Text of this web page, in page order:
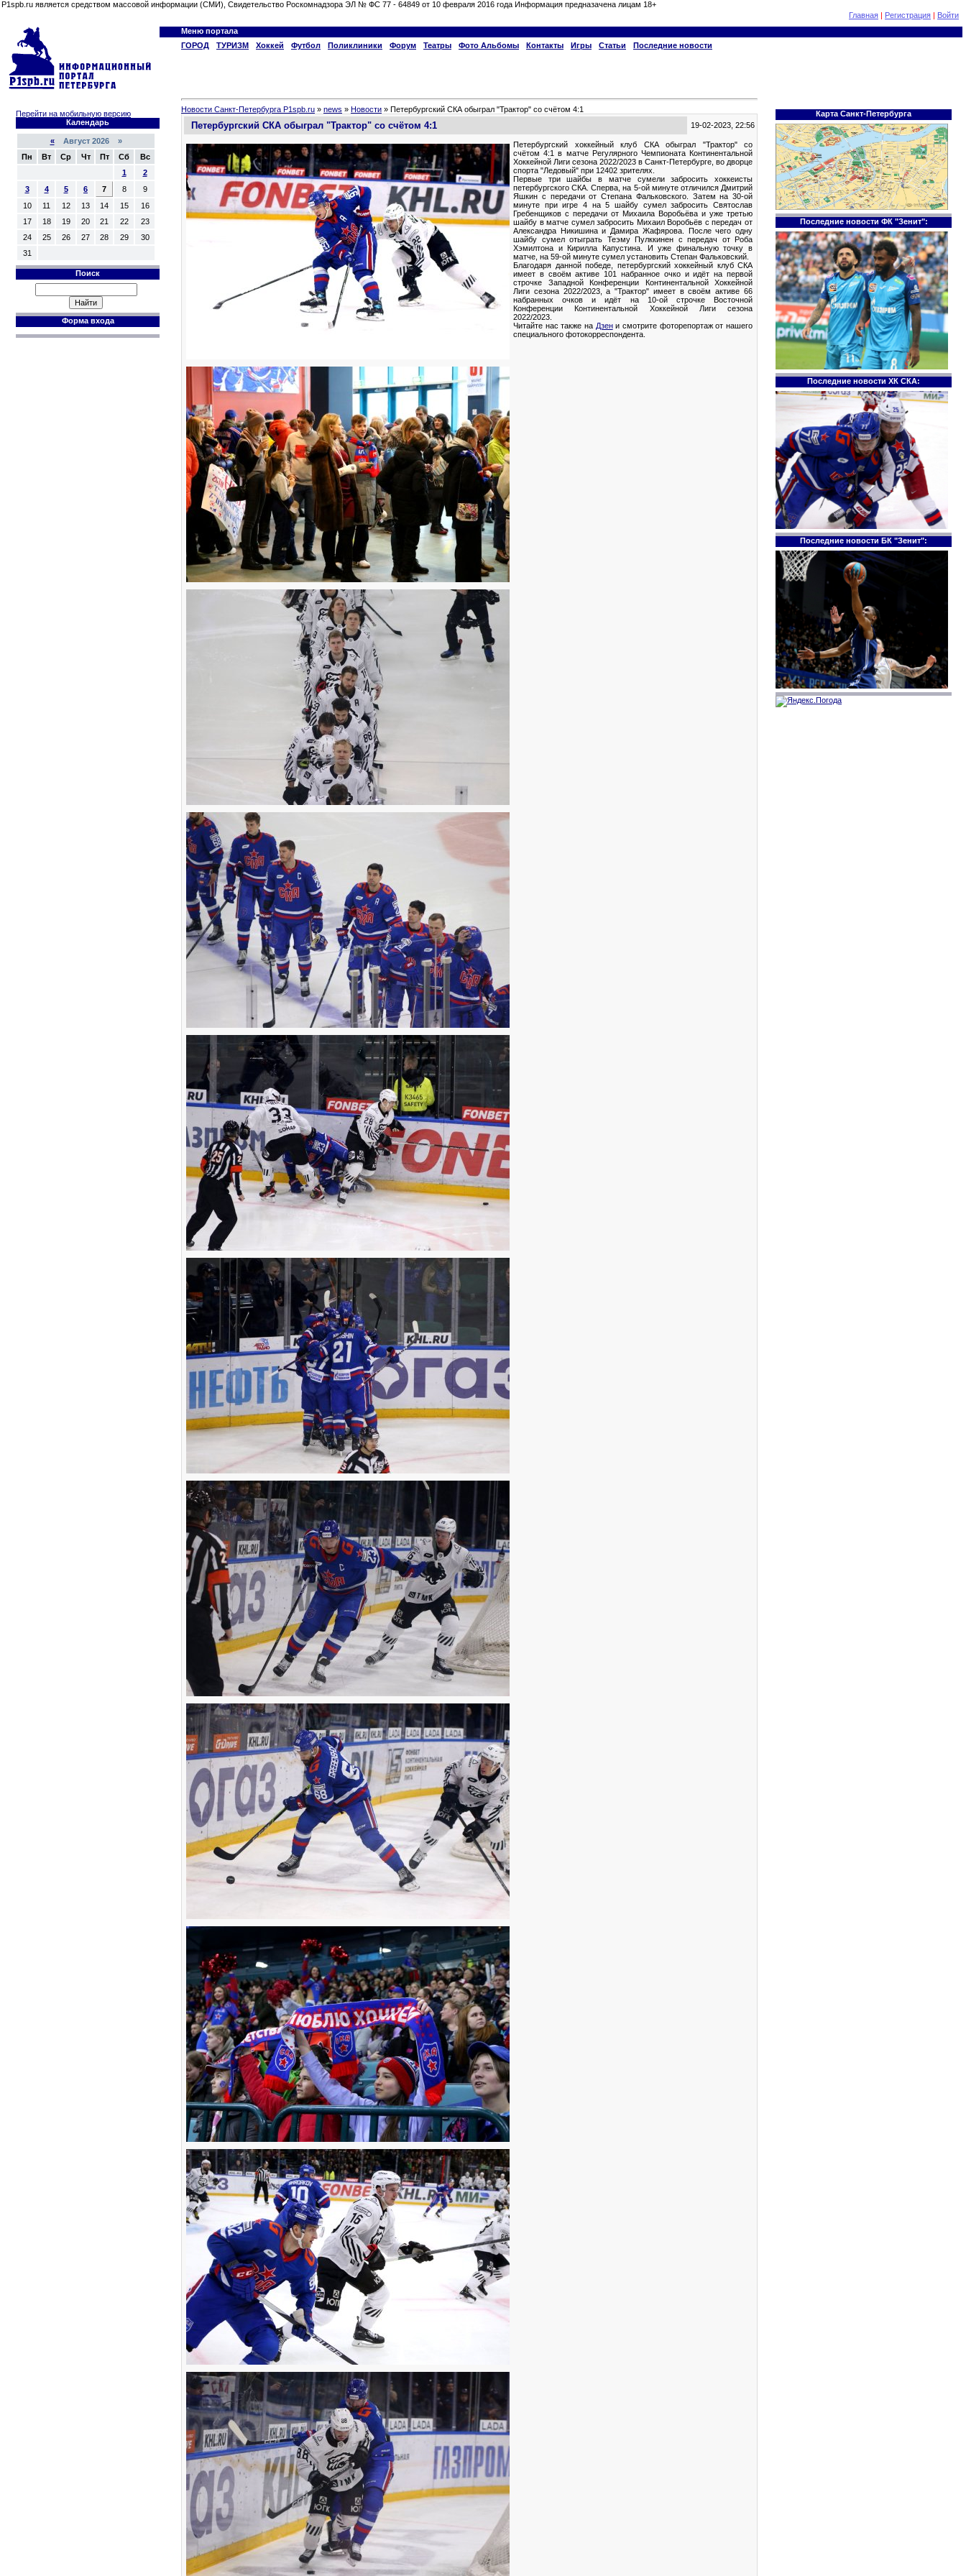
P1spb.ru является средством массовой информации (СМИ), Свидетельство Роскомнадзора ЭЛ № ФС 77 - 64849 от 10 февраля 2016 года Информация предназачена лицам 18+
Главная | Регистрация | Войти
Меню портала
ГОРОД
ТУРИЗМ Хоккей Футбол Поликлиники Форум Театры Фото Альбомы Контакты Игры Статьи Последние новости
Перейти на мобильную версию
Календарь
«Август 2026 »
Пн
Вт Ср Чт Пт Сб
Вс
1
2
3
4 5 6 7 8
9
10
11 12 13 14 15
16
17
18 19 20 21 22
23
24
25 26 27 28 29
30
31
Поиск
Форма входа
Новости Санкт-Петербурга P1spb.ru » news » Новости » Петербургский СКА обыграл "Трактор" со счётом 4:1
Петербургский СКА обыграл "Трактор" со счётом 4:1 19-02-2023, 22:56
Петербургский хоккейный клуб СКА обыграл "Трактор" со
счётом 4:1 в матче Регулярного Чемпионата Континентальной
Хоккейной Лиги сезона 2022/2023 в Санкт-Петербурге, во дворце
спорта "Ледовый" при 12402 зрителях.
Первые три шайбы в матче сумели забросить хоккеисты
петербургского СКА. Сперва, на 5-ой минуте отличился Дмитрий
Яшкин с передачи от Степана Фальковского. Затем на 30-ой
минуте при игре 4 на 5 шайбу сумел забросить Святослав
Гребенщиков с передачи от Михаила Воробьёва и уже третью
шайбу в матче сумел забросить Михаил Воробьёв с передач от
Александра Никишина и Дамира Жафярова. После чего одну
шайбу сумел отыграть Теэму Пулккинен с передач от Роба
Хэмилтона и Кирилла Капустина. И уже финальную точку в
матче, на 59-ой минуте сумел установить Степан Фальковский.
Благодаря данной победе, петербургский хоккейный клуб СКА
имеет в своём активе 101 набранное очко и идёт на первой
строчке Западной Конференции Континентальной Хоккейной
Лиги сезона 2022/2023, а "Трактор" имеет в своём активе 66
набранных очков и идёт на 10-ой строчке Восточной
Конференции Континентальной Хоккейной Лиги сезона
2022/2023.
Читайте нас также на Дзени смотрите фоторепортаж от нашего
специального фотокорреспондента.
Карта Санкт-Петербурга
Последние новости ФК "Зенит":
Последние новости ХК СКА:
Последние новости БК "Зенит":